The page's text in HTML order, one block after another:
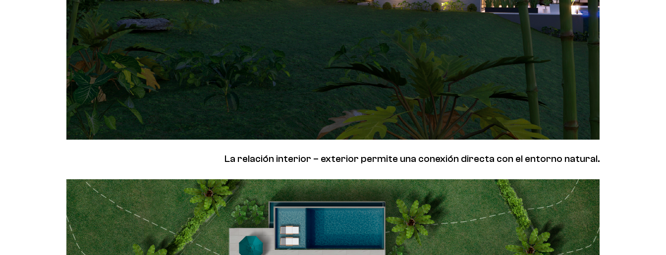
La relación interior – exterior permite una conexión directa con el entorno natural.